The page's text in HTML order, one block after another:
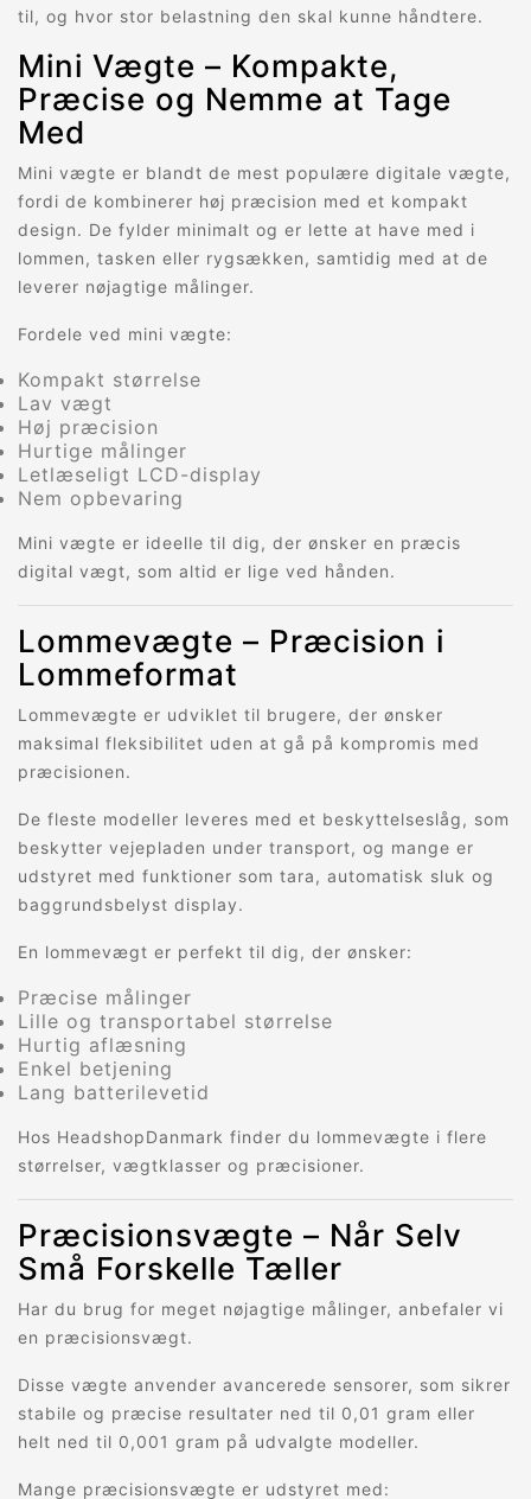
til, og hvor stor belastning den skal kunne håndtere.
Mini Vægte – Kompakte,
Præcise og Nemme at Tage
Med
Mini vægte er blandt de mest populære digitale vægte,
fordi de kombinerer høj præcision med et kompakt
design. De fylder minimalt og er lette at have med i
lommen, tasken eller rygsækken, samtidig med at de
leverer nøjagtige målinger.
Fordele ved mini vægte:
Kompakt størrelse
Lav vægt
Høj præcision
Hurtige målinger
Letlæseligt LCD-display
Nem opbevaring
Mini vægte er ideelle til dig, der ønsker en præcis
digital vægt, som altid er lige ved hånden.
Lommevægte – Præcision i
Lommeformat
Lommevægte er udviklet til brugere, der ønsker
maksimal fleksibilitet uden at gå på kompromis med
præcisionen.
De fleste modeller leveres med et beskyttelseslåg, som
beskytter vejepladen under transport, og mange er
udstyret med funktioner som tara, automatisk sluk og
baggrundsbelyst display.
En lommevægt er perfekt til dig, der ønsker:
Præcise målinger
Lille og transportabel størrelse
Hurtig aflæsning
Enkel betjening
Lang batterilevetid
Hos HeadshopDanmark finder du lommevægte i flere
størrelser, vægtklasser og præcisioner.
Præcisionsvægte – Når Selv
Små Forskelle Tæller
Har du brug for meget nøjagtige målinger, anbefaler vi
en præcisionsvægt.
Disse vægte anvender avancerede sensorer, som sikrer
stabile og præcise resultater ned til 0,01 gram eller
helt ned til 0,001 gram på udvalgte modeller.
Mange præcisionsvægte er udstyret med: